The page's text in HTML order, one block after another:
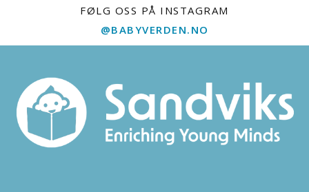
FØLG OSS PÅ INSTAGRAM
@BABYVERDEN.NO